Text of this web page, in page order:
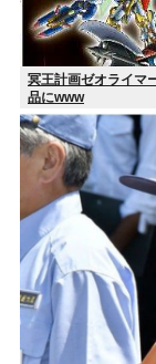
冥王計画ゼオライマ
品にwww